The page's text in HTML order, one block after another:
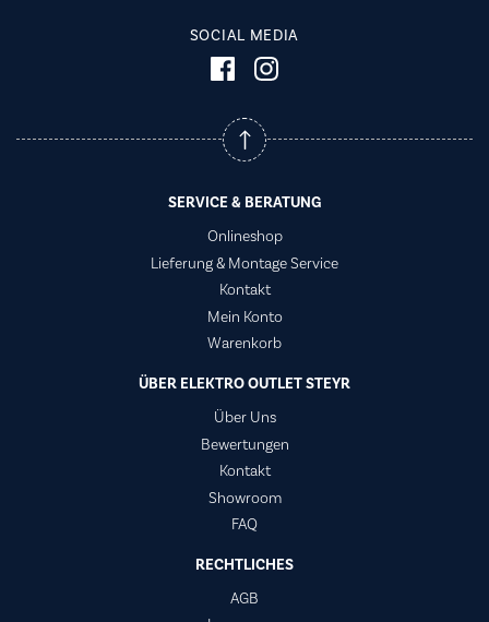
SOCIAL MEDIA
SERVICE & BERATUNG
Onlineshop
Lieferung & Montage Service
Kontakt
Mein Konto
Warenkorb
ÜBER ELEKTRO OUTLET STEYR
Über Uns
Bewertungen
Kontakt
Showroom
FAQ
RECHTLICHES
AGB